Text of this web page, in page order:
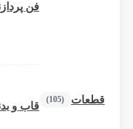
قطعات (105)
فن
قاب و